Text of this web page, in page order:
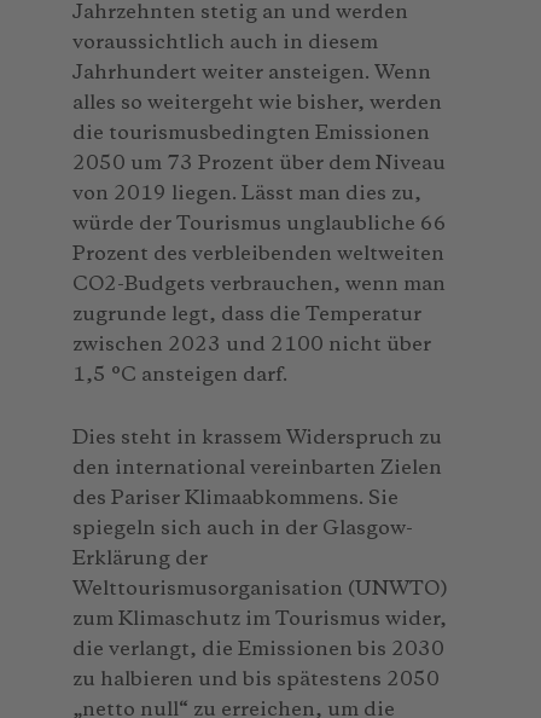
Jahrzehnten stetig an und werden
voraussichtlich auch in diesem
Jahrhundert weiter ansteigen. Wenn
alles so weitergeht wie bisher, werden
die tourismusbedingten Emissionen
2050 um 73 Prozent über dem Niveau
von 2019 liegen. Lässt man dies zu,
würde der Tourismus unglaubliche 66
Prozent des verbleibenden weltweiten
CO2-Budgets verbrauchen, wenn man
zugrunde legt, dass die Temperatur
zwischen 2023 und 2100 nicht über
1,5 °C ansteigen darf.
Dies steht in krassem Widerspruch zu
den international vereinbarten Zielen
des Pariser Klimaabkommens. Sie
spiegeln sich auch in der Glasgow-
Erklärung der
Welttourismusorganisation (UNWTO)
zum Klimaschutz im Tourismus wider,
die verlangt, die Emissionen bis 2030
zu halbieren und bis spätestens 2050
„netto null“ zu erreichen, um die